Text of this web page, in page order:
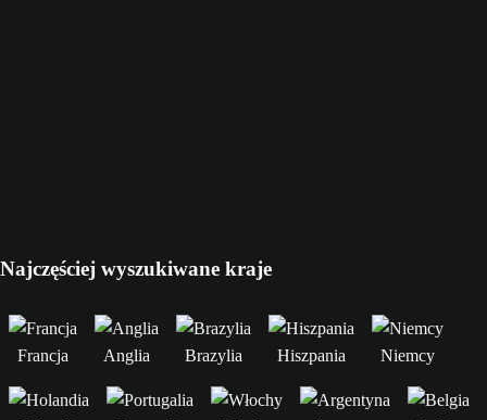
Najczęściej wyszukiwane kraje
Francja Anglia Brazylia Hiszpania Niemcy